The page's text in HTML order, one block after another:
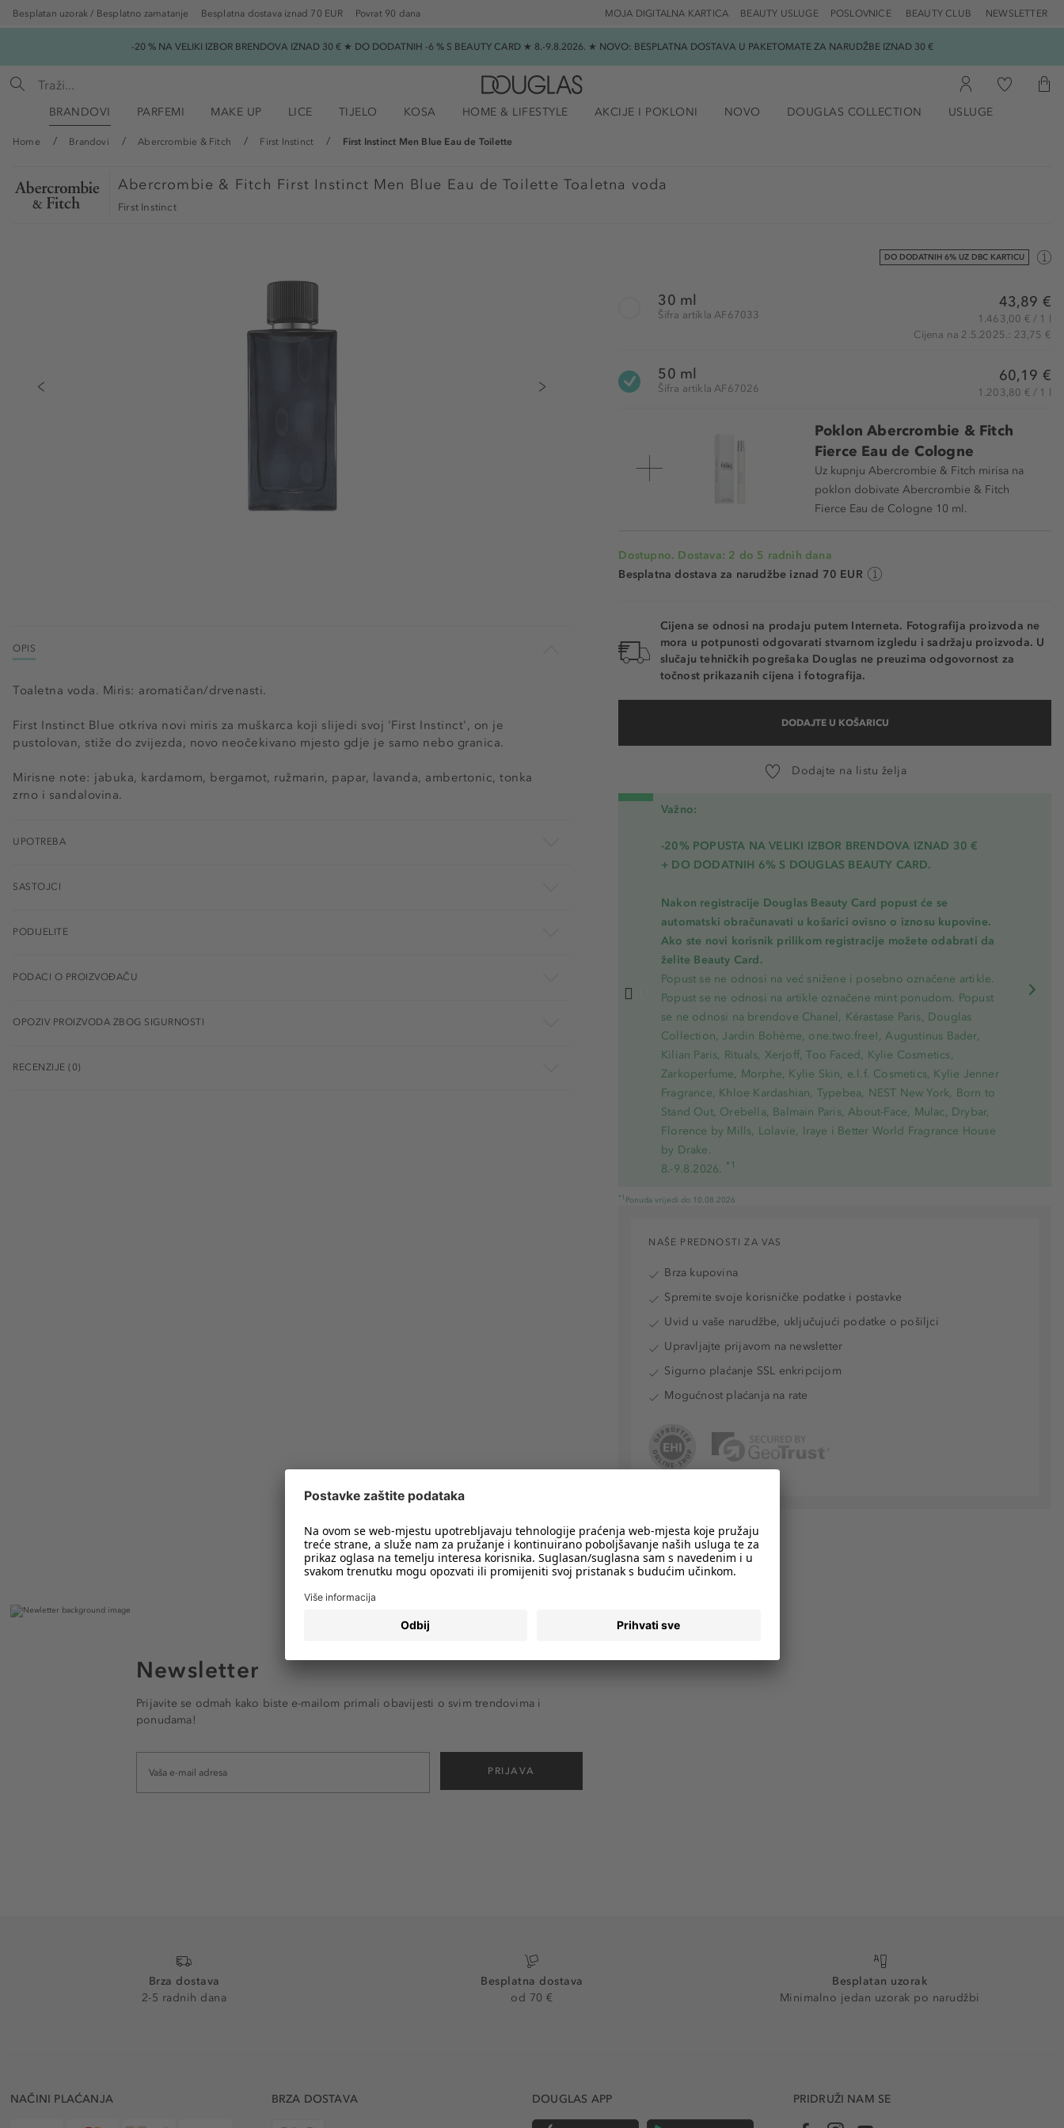
Besplatan uzorak / Besplatno zamatanje Besplatna dostava iznad 70 EUR Povrat 90 dana POSLOVNICE BEAUTY CLUB NEWSLETTER
BEAUTY USLUGE
MOJA DIGITALNA KARTICA
-20 % NA VELIKI IZBOR BRENDOVA IZNAD 30 € ★ DO DODATNIH -6 % S BEAUTY CARD ★ 8.-9.8.2026. ★ NOVO: BESPLATNA DOSTAVA U PAKETOMATE ZA NARUDŽBE IZNAD 30 €
BRANDOVI PARFEMI MAKE UP LICE TIJELO KOSA HOME & LIFESTYLE AKCIJE I POKLONI NOVO DOUGLAS COLLECTION USLUGE
Home Brandovi Abercrombie & Fitch First Instinct First Instinct Men Blue Eau de Toilette
Abercrombie & Fitch First Instinct Men Blue Eau de Toilette Toaletna voda
First Instinct
DO DODATNIH 6% UZ DBC KARTICU
30 ml
Šifra artikla AF67033
43,89 €
1.463,00 € / 1 l
Cijena na 2.5.2025.: 23,75 €
50 ml
Šifra artikla AF67026
60,19 €
1.203,80 € / 1 l
Poklon Abercrombie & Fitch
Fierce Eau de Cologne
Uz kupnju Abercrombie & Fitch mirisa na
poklon dobivate Abercrombie & Fitch
Fierce Eau de Cologne 10 ml.
Dostupno. Dostava: 2 do 5 radnih dana
Besplatna dostava za narudžbe iznad 70 EUR
Cijena se odnosi na prodaju putem Interneta. Fotografija proizvoda ne
mora u potpunosti odgovarati stvarnom izgledu i sadržaju proizvoda. U
slučaju tehničkih pogrešaka Douglas ne preuzima odgovornost za
točnost prikazanih cijena i fotografija.
DODAJTE U KOŠARICU
Dodajte na listu želja
Važno:
-20% POPUSTA NA VELIKI IZBOR BRENDOVA IZNAD 30 €
+ DO DODATNIH 6% S DOUGLAS BEAUTY CARD.
Nakon registracije Douglas Beauty Card popust će se
automatski obračunavati u košarici ovisno o iznosu kupovine.
Ako ste novi korisnik prilikom registracije možete odabrati da
želite Beauty Card.
Popust se ne odnosi na već snižene i posebno označene artikle.
Popust se ne odnosi na artikle označene mint ponudom. Popust
se ne odnosi na brendove Chanel, Kérastase Paris, Douglas
Collection, Jardin Bohème, one.two.free!, Augustinus Bader,
Kilian Paris, Rituals, Xerjoff, Too Faced, Kylie Cosmetics,
Zarkoperfume, Morphe, Kylie Skin, e.l.f. Cosmetics, Kylie Jenner
Fragrance, Khloe Kardashian, Typebea, NEST New York, Born to
Stand Out, Orebella, Balmain Paris, About-Face, Mulac, Drybar,
Florence by Mills, Lolavie, Iraye i Better World Fragrance House
by Drake.
8.-9.8.2026. *1
*1 Ponuda vrijedi do 10.08.2026
OPIS
Toaletna voda. Miris: aromatičan/drvenasti.
First Instinct Blue otkriva novi miris za muškarca koji slijedi svoj 'First Instinct', on je
pustolovan, stiže do zvijezda, novo neočekivano mjesto gdje je samo nebo granica.
Mirisne note: jabuka, kardamom, bergamot, ružmarin, papar, lavanda, ambertonic, tonka
zrno i sandalovina.
UPOTREBA
SASTOJCI
PODIJELITE
PODACI O PROIZVOĐAČU
OPOZIV PROIZVODA ZBOG SIGURNOSTI
RECENZIJE (0)
NAŠE PREDNOSTI ZA VAS
Brza kupovina
Spremite svoje korisničke podatke i postavke
Uvid u vaše narudžbe, uključujući podatke o pošiljci
Upravljajte prijavom na newsletter
Sigurno plaćanje SSL enkripcijom
Mogućnost plaćanja na rate
Newsletter
Prijavite se odmah kako biste e-mailom primali obavijesti o svim trendovima i
ponudama!
PRIJAVA
Brza dostava
2-5 radnih dana
Besplatna dostava
od 70 €
Besplatan uzorak
Minimalno jedan uzorak po narudžbi
NAČINI PLAĆANJA BRZA DOSTAVA DOUGLAS APP PRIDRUŽI NAM SE